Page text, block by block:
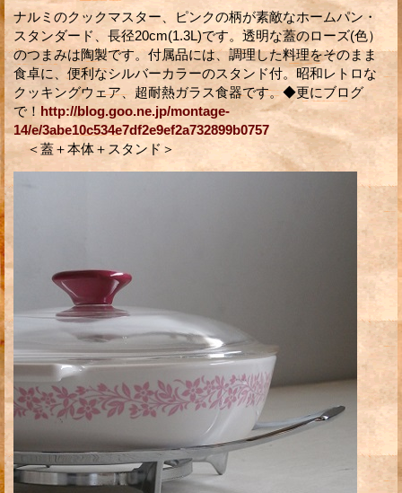
ナルミのクックマスター、ピンクの柄が素敵なホームパン・
スタンダード、長径20cm(1.3L)です。透明な蓋のローズ(色）
のつまみは陶製です。付属品には、調理した料理をそのまま
食卓に、便利なシルバーカラーのスタンド付。昭和レトロな
クッキングウェア、超耐熱ガラス食器です。◆更にブログ
で！ http://blog.goo.ne.jp/montage-
14/e/3abe10c534e7df2e9ef2a732899b0757
＜蓋＋本体＋スタンド＞